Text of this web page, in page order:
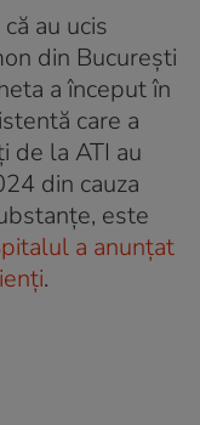
au ucis
din București
a început în
care a
de la ATI au
din cauza
este
a anunțat
.